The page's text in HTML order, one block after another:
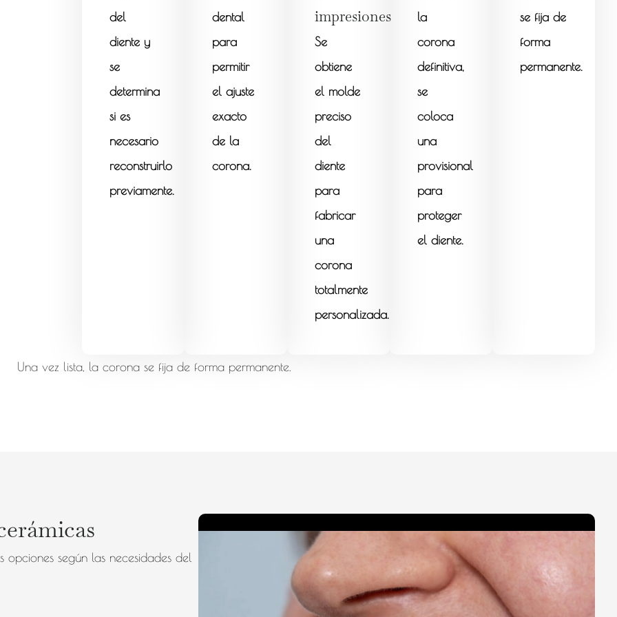
del
diente y
se
determina
si es
necesario
reconstruirlo
previamente.
dental
para
permitir
el ajuste
exacto
de la
corona.
impresiones
Se
obtiene
el molde
preciso
del
diente
para
fabricar
una
corona
totalmente
personalizada.
la
corona
definitiva,
se
coloca
una
provisional
para
proteger
el diente.
se fija de
forma
permanente.
Una vez lista, la corona se fija de forma permanente.
opciones según las necesidades del